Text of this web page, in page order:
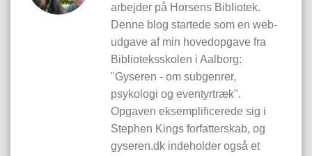
arbejder på Horsens Bibliotek.
Denne blog startede som en web-
udgave af min hovedopgave fra
Biblioteksskolen i Aalborg:
"Gyseren - om subgenrer,
psykologi og eventyrtræk".
Opgaven eksemplificerede sig i
Stephen Kings forfatterskab, og
gyseren.dk indeholder også et